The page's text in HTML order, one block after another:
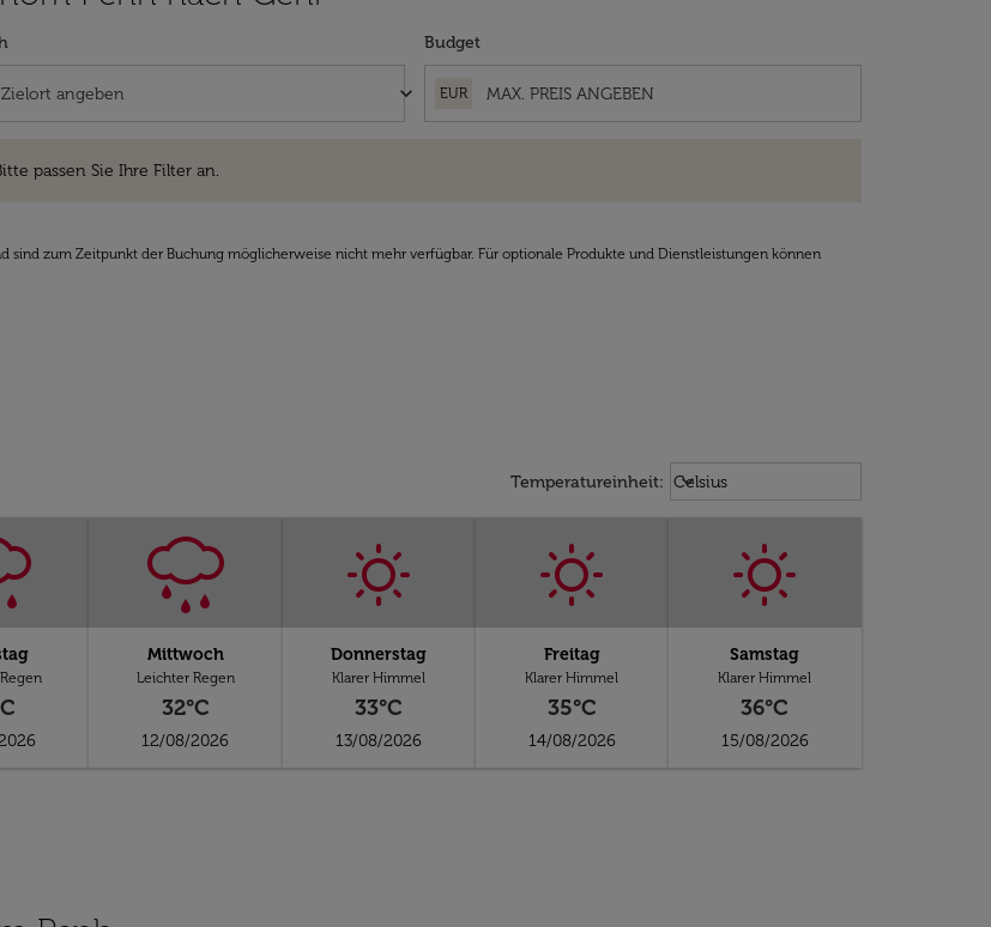
keyboard_arrow_down
Budget
EUR
passen Sie Ihre Filter an.
zum Zeitpunkt der Buchung möglicherweise nicht mehr verfügbar. Für optionale Produkte und Dienstleistungen können
Temperatureinheit: Weather unit option Celsius
Celsius
keyboard_arrow_down
Mittwoch
Leichter Regen
32°C
12/08/2026
Donnerstag
Klarer Himmel
33°C
13/08/2026
Freitag
Klarer Himmel
35°C
14/08/2026
Samstag
Klarer Himmel
36°C
15/08/2026